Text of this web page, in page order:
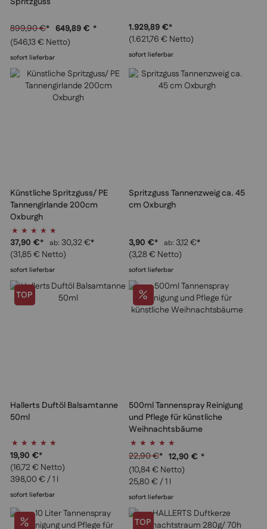
899,90 €* 649,89 € *
(546,13 € Netto)
sofort lieferbar
1.929,89 €*
(1.621,76 € Netto)
sofort lieferbar
Künstliche Spritzguss/ PE
Tannengirlande 200cm
Oxburgh
Bewertung:
93%
37,90 €* ab 30,32 €*
(31,85 € Netto)
sofort lieferbar
Spritzguss Tannenzweig ca. 45
cm Oxburgh
3,90 €* ab 3,12 €*
(3,28 € Netto)
sofort lieferbar
TOP
Hallerts Duftöl Balsamtanne
50ml
Bewertung:
100%
19,90 €*
(16,72 € Netto)
398,00 € / 1 l
sofort lieferbar
500ml Tannenspray Reinigung
und Pflege für künstliche
Weihnachtsbäume
Bewertung:
100%
22,90 €* 12,90 € *
(10,84 € Netto)
25,80 € / 1 l
sofort lieferbar
TOP